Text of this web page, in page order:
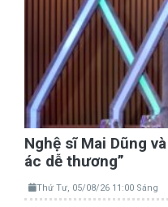
Nghệ sĩ Mai Dũng
ác dễ thương”
Thứ Tư, 05/08/26 11:00 Sáng